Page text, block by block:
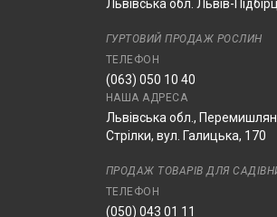
Львівська обл. Львів-
ГУРТОВИЙ ПРОДАЖ РОСЛИН
ТЕЛЕФОН
(063) 050 10 40
НАША АДРЕСА
Львівська обл.,
Стрілки, вул. Галицька, 170
ПРОДАЖ ТОВАРІВ ДЛЯ
ТЕЛЕФОН
(050) 043 01 11